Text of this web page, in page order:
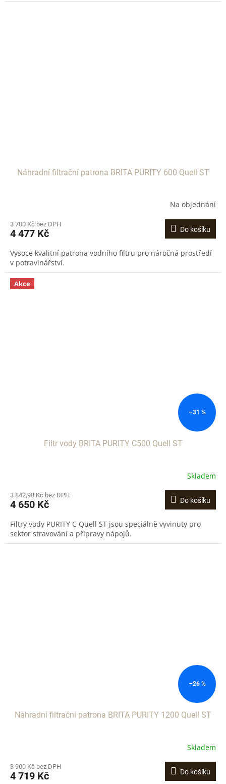
Náhradní filtrační patrona BRITA PURITY 600 Quell ST
Na objednání
3 700 Kč bez DPH
4 477 Kč Do košíku
Vysoce kvalitní patrona vodního filtru pro náročná prostředí
v potravinářství.
Akce
–31 %
Filtr vody BRITA PURITY C500 Quell ST
Skladem
3 842,98 Kč bez DPH
4 650 Kč Do košíku
Filtry vody PURITY C Quell ST jsou speciálně vyvinuty pro
sektor stravování a přípravy nápojů.
–26 %
Náhradní filtrační patrona BRITA PURITY 1200 Quell ST
Skladem
3 900 Kč bez DPH
4 719 Kč Do košíku